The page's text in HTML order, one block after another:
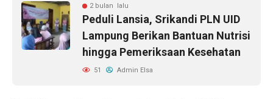
2 bulan lalu
Peduli Lansia, Srikandi PLN UID
Lampung Berikan Bantuan Nutrisi
hingga Pemeriksaan Kesehatan
51 Admin Elsa